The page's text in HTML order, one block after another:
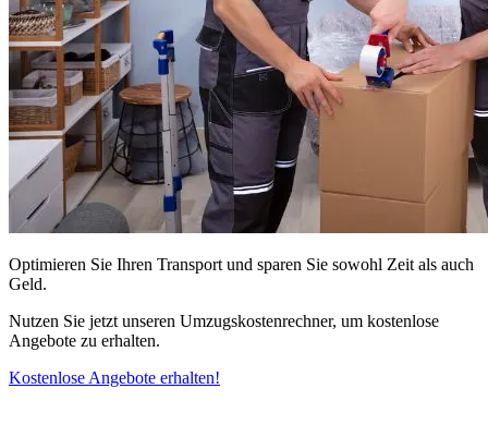
Optimieren Sie Ihren Transport und sparen Sie sowohl Zeit als auch
Geld.
Nutzen Sie jetzt unseren Umzugskostenrechner, um kostenlose
Angebote zu erhalten.
Kostenlose Angebote erhalten!